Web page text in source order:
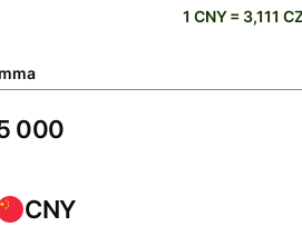
1 CNY = 3,111
CNY